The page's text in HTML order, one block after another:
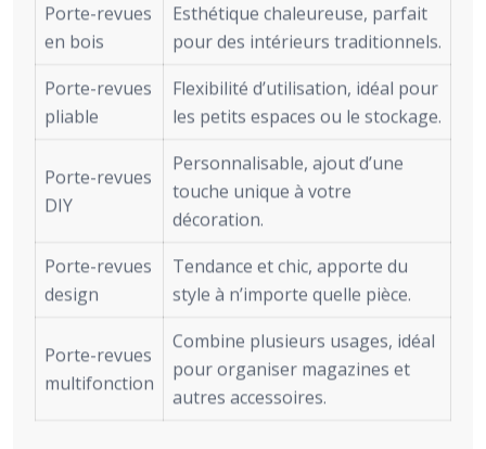
Porte-revues
en bois
Esthétique chaleureuse, parfait
pour des intérieurs traditionnels.
Porte-revues
pliable
Flexibilité d’utilisation, idéal pour
les petits espaces ou le stockage.
Porte-revues
DIY
Personnalisable, ajout d’une
touche unique à votre
décoration.
Porte-revues
design
Tendance et chic, apporte du
style à n’importe quelle pièce.
Porte-revues
multifonction
Combine plusieurs usages, idéal
pour organiser magazines et
autres accessoires.